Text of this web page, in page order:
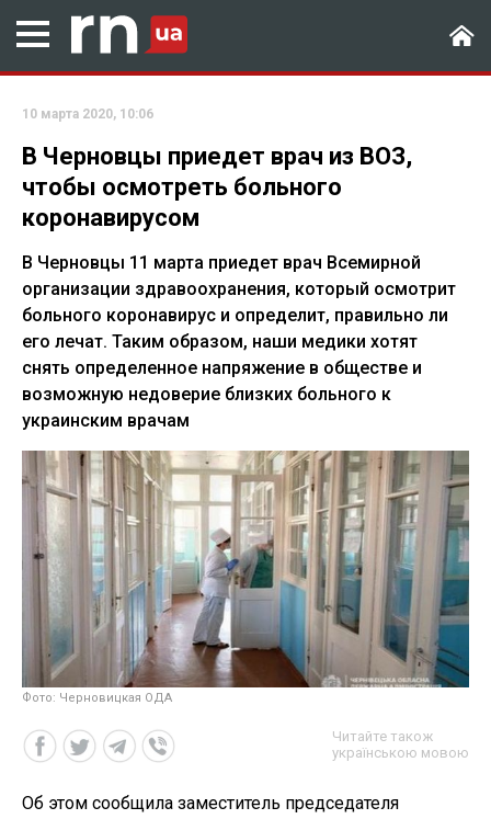
10 марта 2020, 10:06
В Черновцы приедет врач из ВОЗ,
чтобы осмотреть больного
коронавирусом
В Черновцы 11 марта приедет врач Всемирной
организации здравоохранения, который осмотрит
больного коронавирус и определит, правильно ли
его лечат. Таким образом, наши медики хотят
снять определенное напряжение в обществе и
возможную недоверие близких больного к
украинским врачам
Фото: Черновицкая ОДА
Читайте також
українською мовою
Об этом сообщила заместитель председателя